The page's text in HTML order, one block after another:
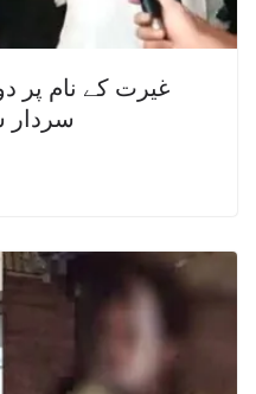
غیرت کے نام پر
سردار